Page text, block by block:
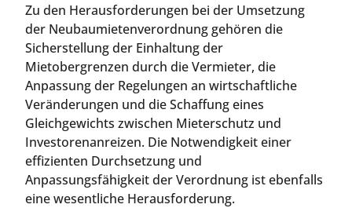
Zu den Herausforderungen bei der Umsetzung
der Neubaumietenverordnung gehören die
Sicherstellung der Einhaltung der
Mietobergrenzen durch die Vermieter, die
Anpassung der Regelungen an wirtschaftliche
Veränderungen und die Schaffung eines
Gleichgewichts zwischen Mieterschutz und
Investorenanreizen. Die Notwendigkeit einer
effizienten Durchsetzung und
Anpassungsfähigkeit der Verordnung ist ebenfalls
eine wesentliche Herausforderung.